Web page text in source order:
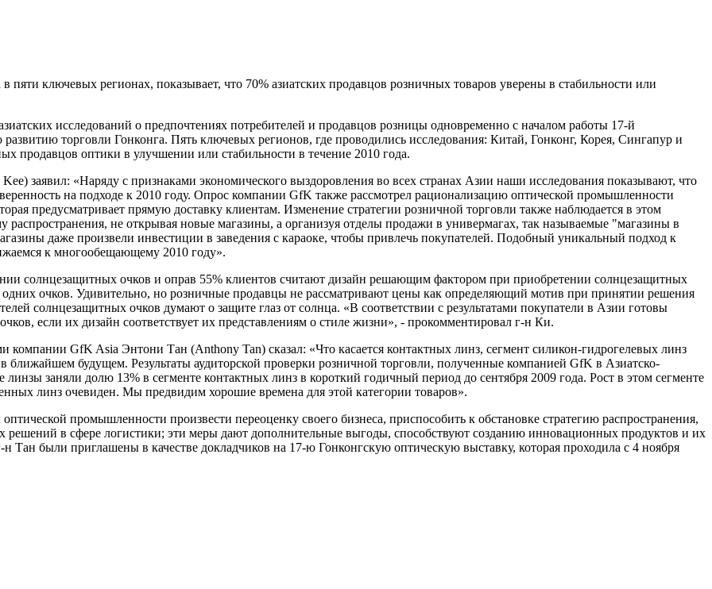
ключевых регионах, показывает, что 70% азиатских продавцов розничных товаров уверены в стабильности или
исследований о предпочтениях потребителей и продавцов розницы одновременно с началом работы 17-й
торговли Гонконга. Пять ключевых регионов, где проводились исследования: Китай, Гонконг, Корея, Сингапур и
продавцов оптики в улучшении или стабильности в течение 2010 года.
заявил: «Наряду с признаками экономического выздоровления во всех странах Азии наши исследования показывают, что
на подходе к 2010 году. Опрос компании GfK также рассмотрел рационализацию оптической промышленности
предусматривает прямую доставку клиентам. Изменение стратегии розничной торговли также наблюдается в этом
не открывая новые магазины, а организуя отделы продажи в универмагах, так называемые "магазины в
даже произвели инвестиции в заведения с караоке, чтобы привлечь покупателей. Подобный уникальный подход к
к многообещающему 2010 году».
солнцезащитных очков и оправ 55% клиентов считают дизайн решающим фактором при приобретении солнцезащитных
очков. Удивительно, но розничные продавцы не рассматривают цены как определяющий мотив при принятии решения
солнцезащитных очков думают о защите глаз от солнца. «В соответствии с результатами покупатели в Азии готовы
если их дизайн соответствует их представлениям о стиле жизни», - прокомментировал г-н Ки.
GfK Asia Энтони Тан (Anthony Tan) сказал: «Что касается контактных линз, сегмент силикон-гидрогелевых линз
ближайшем будущем. Результаты аудиторской проверки розничной торговли, полученные компанией GfK в Азиатско-
заняли долю 13% в сегменте контактных линз в короткий годичный период до сентября 2009 года. Рост в этом сегменте
линз очевиден. Мы предвидим хорошие времена для этой категории товаров».
промышленности произвести переоценку своего бизнеса, приспособить к обстановке стратегию распространения,
решений в сфере логистики; эти меры дают дополнительные выгоды, способствуют созданию инновационных продуктов и их
были приглашены в качестве докладчиков на 17-ю Гонконгскую оптическую выставку, которая проходила c 4 ноября